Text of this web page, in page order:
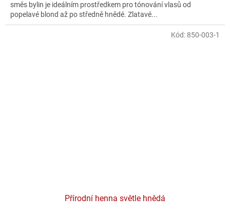
směs bylin je ideálním prostředkem pro tónování vlasů od
popelavé blond až po středně hnědé. Zlatavé...
Přírodní henna světle hnědá
Kód: 850-003-1